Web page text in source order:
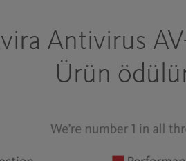
Antivirus
Ürün